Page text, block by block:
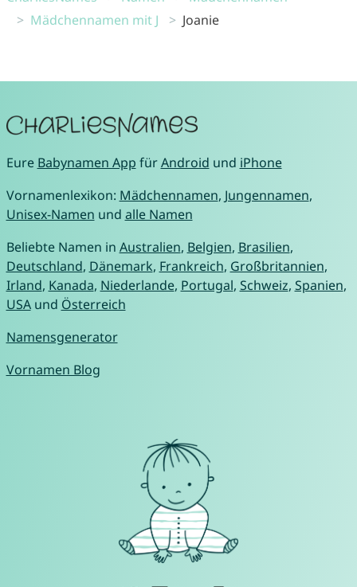
Mädchennamen mit J
Joanie
Eure Babynamen App fürAndroid und iPhone
Vornamenlexikon: Mädchennamen, Jungennamen,
Unisex-Namen und alle Namen
Beliebte Namen in Australien, Belgien, Brasilien,
Deutschland, Dänemark, Frankreich, Großbritannien,
Irland, Kanada, Niederlande, Portugal, Schweiz, Spanien,
USAund Österreich
Namensgenerator
Vornamen Blog